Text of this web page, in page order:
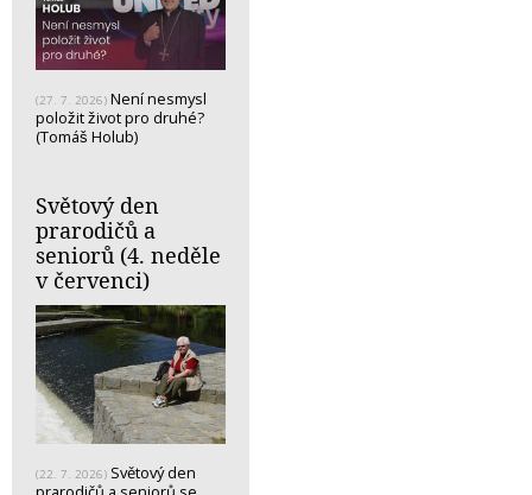
(27. 7. 2026) Není nesmysl
položit život pro druhé?
(Tomáš Holub)
Světový den
prarodičů a
seniorů (4. neděle
v červenci)
(22. 7. 2026) Světový den